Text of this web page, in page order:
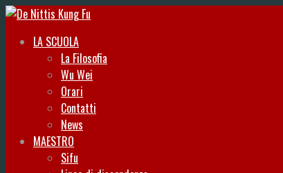
LA SCUOLA
La Filosofia
Wu Wei
Orari
Contatti
News
MAESTRO
Sifu